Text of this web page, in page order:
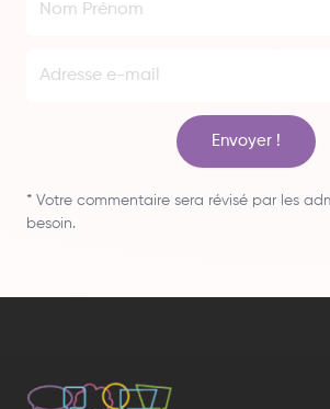
Envoyer !
* Votre commentaire sera révisé par les
besoin.